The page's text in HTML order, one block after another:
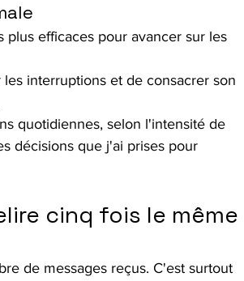
efficaces pour avancer sur les
interruptions et de consacrer son
quotidiennes, selon l'intensité de
décisions que j'ai prises pour
cinq fois le même
de messages reçus. C'est surtout